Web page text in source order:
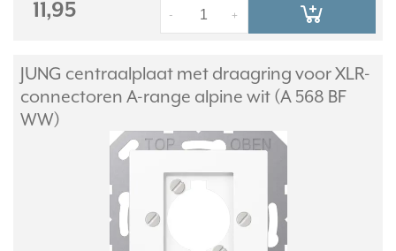
11,95 +
-
JUNG centraalplaat met draagring voor XLR-
connectoren A-range alpine wit (A 568 BF
WW)